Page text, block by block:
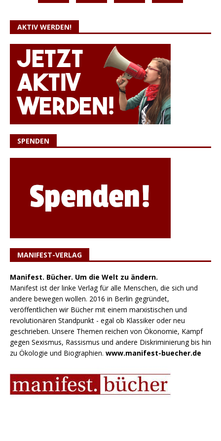
AKTIV WERDEN!
SPENDEN
MANIFEST-VERLAG
Manifest. Bücher. Um die Welt zu ändern.
Manifest ist der linke Verlag für alle Menschen, die sich und
andere bewegen wollen. 2016 in Berlin gegründet,
veröffentlichen wir Bücher mit einem marxistischen und
revolutionären Standpunkt - egal ob Klassiker oder neu
geschrieben. Unsere Themen reichen von Ökonomie, Kampf
gegen Sexismus, Rassismus und andere Diskriminierung bis hin
zu Ökologie und Biographien. www.manifest-buecher.de